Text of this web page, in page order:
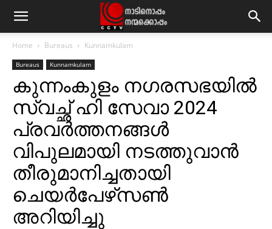
Home Bureaus Kunnamkulam
Bureaus Kunnamkulam
കുന്നംകുളം നഗരസഭയില്‍
സ്വച്ഛ് ഹി സേവാ 2024
പ്രവര്‍ത്തനങ്ങള്‍
വിപുലമായി നടത്തുവാന്‍
തീരുമാനിച്ചതായി
ചെയര്‍പേഴ്‌സണ്‍
അറിയിച്ചു